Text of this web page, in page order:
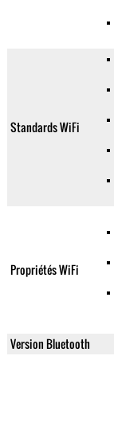
Standards WiFi
Propriétés WiFi
Version Bluetooth